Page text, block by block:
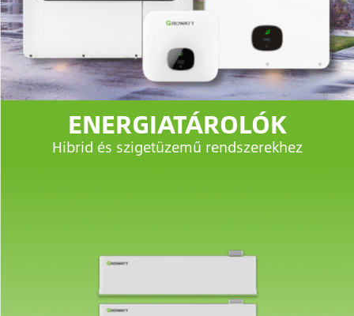
ENERGIATÁROLÓK
Hibrid és szigetüzemű rendszerekhez